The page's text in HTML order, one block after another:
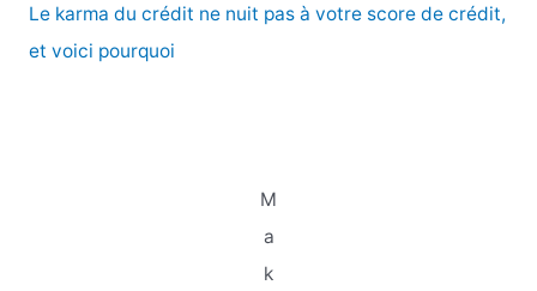
Le karma du crédit ne nuit pas à votre score de crédit,
et voici pourquoi
M
a
k